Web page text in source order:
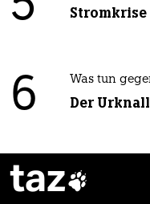
6 Was tun
Der Urknall
taz